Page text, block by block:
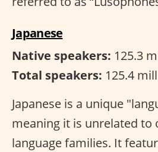
Japanese
Native speakers: 125.3
Total speakers: 125.4
Japanese is a unique
meaning it is unrelated to
language families. It